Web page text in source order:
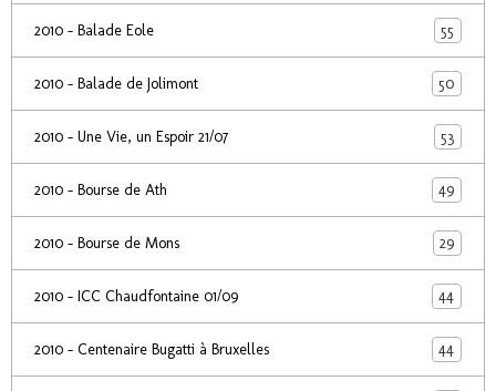
2010 - Balade Eole 55
2010 - Balade de Jolimont 50
2010 - Une Vie, un Espoir 21/07 53
2010 - Bourse de Ath 49
2010 - Bourse de Mons 29
2010 - ICC Chaudfontaine 01/09 44
2010 - Centenaire Bugatti à Bruxelles 44